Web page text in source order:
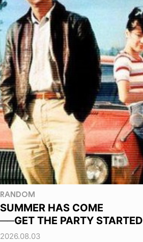
RANDOM
SUMMER HAS COME
──GET THE PARTY STARTED
2026.08.03